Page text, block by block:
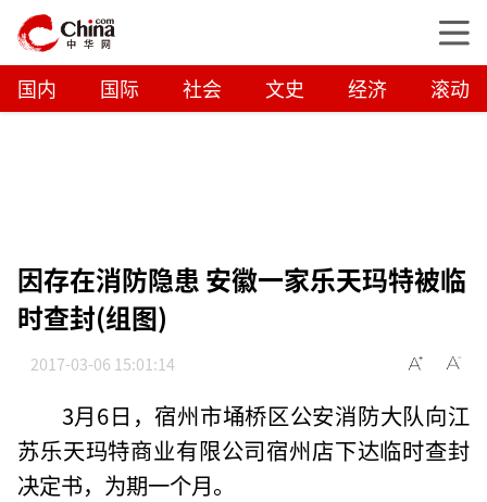
国内 国际 社会 文史 经济 滚动
因存在消防隐患 安徽一家乐天玛特被临
时查封(组图)
2017-03-06 15:01:14
3月6日，宿州市埇桥区公安消防大队向江
苏乐天玛特商业有限公司宿州店下达临时查封
决定书，为期一个月。